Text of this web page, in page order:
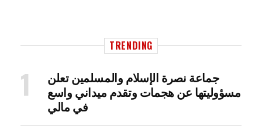
TRENDING
جماعة نصرة الإسلام والمسلمين تعلن
مسؤوليتها عن هجمات وتقدم ميداني واسع
في مالي